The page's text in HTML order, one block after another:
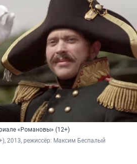
«Романовы» (12+)
2013, режиссёр: Максим Беспалый